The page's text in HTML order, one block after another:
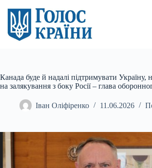
вмісту
Канада буде й надалі підтримувати Україну,
на залякування з боку Росії – глава
Іван Оліфіренко 11.06.2026